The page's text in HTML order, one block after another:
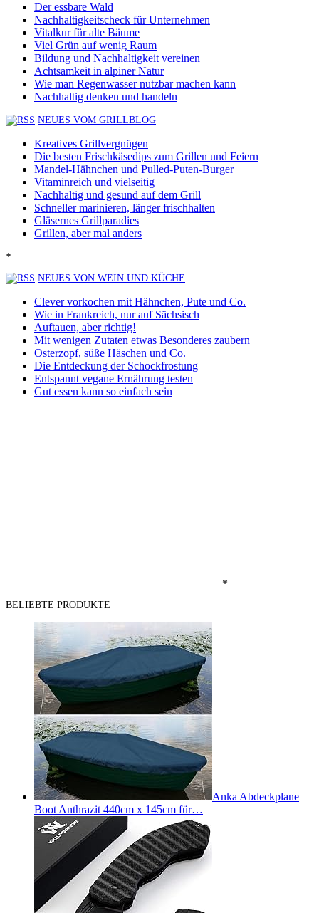
Der essbare Wald
Nachhaltigkeitscheck für Unternehmen
Vitalkur für alte Bäume
Viel Grün auf wenig Raum
Bildung und Nachhaltigkeit vereinen
Achtsamkeit in alpiner Natur
Wie man Regenwasser nutzbar machen kann
Nachhaltig denken und handeln
NEUES VOM GRILLBLOG
Kreatives Grillvergnügen
Die besten Frischkäsedips zum Grillen und Feiern
Mandel-Hähnchen und Pulled-Puten-Burger
Vitaminreich und vielseitig
Nachhaltig und gesund auf dem Grill
Schneller marinieren, länger frischhalten
Gläsernes Grillparadies
Grillen, aber mal anders
*
NEUES VON WEIN UND KÜCHE
Clever vorkochen mit Hähnchen, Pute und Co.
Wie in Frankreich, nur auf Sächsisch
Auftauen, aber richtig!
Mit wenigen Zutaten etwas Besonderes zaubern
Osterzopf, süße Häschen und Co.
Die Entdeckung der Schockfrostung
Entspannt vegane Ernährung testen
Gut essen kann so einfach sein
*
BELIEBTE PRODUKTE
Anka Abdeckplane
Boot Anthrazit 440cm x 145cm für…